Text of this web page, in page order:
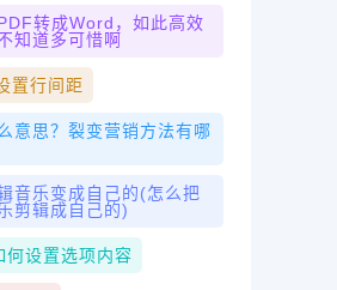
转成Word，如此高效
知道多可惜啊
置行间距
意思？裂变营销方法有哪
音乐变成自己的(怎么把
剪辑成自己的)
何设置选项内容